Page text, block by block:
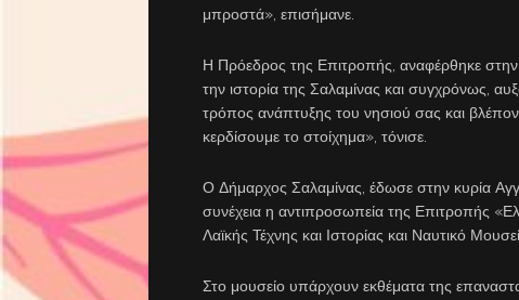
μπροστά», επισήμανε.
Η Πρόεδρος της Επιτροπής, αναφέρθηκε
την ιστορία της Σαλαμίνας και συγχρόνως,
τρόπος ανάπτυξης του νησιού σας και
κερδίσουμε το στοίχημα», τόνισε.
Ο Δήμαρχος Σαλαμίνας, έδωσε στην κυρία
συνέχεια η αντιπροσωπεία της Επιτροπής
Λαϊκής Τέχνης και Ιστορίας και Ναυτικό
Στο μουσείο υπάρχουν εκθέματα της